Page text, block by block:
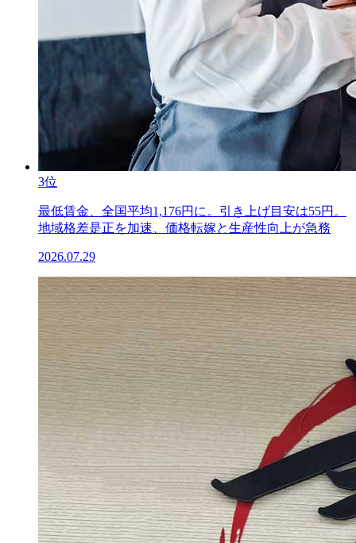
3位
最低賃金、全国平均1,176円に。引き上げ目安は55円。
地域格差是正を加速、価格転嫁と生産性向上が急務
2026.07.29